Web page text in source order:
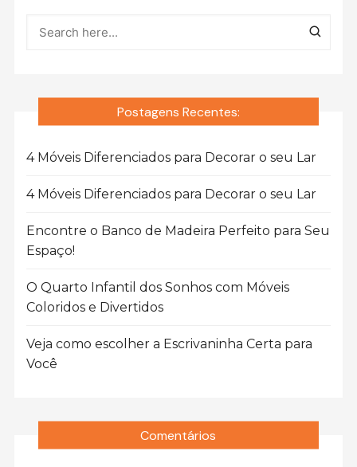
Postagens Recentes:
4 Móveis Diferenciados para Decorar o seu Lar
4 Móveis Diferenciados para Decorar o seu Lar
Encontre o Banco de Madeira Perfeito para Seu
Espaço!
O Quarto Infantil dos Sonhos com Móveis
Coloridos e Divertidos
Veja como escolher a Escrivaninha Certa para
Você
Comentários